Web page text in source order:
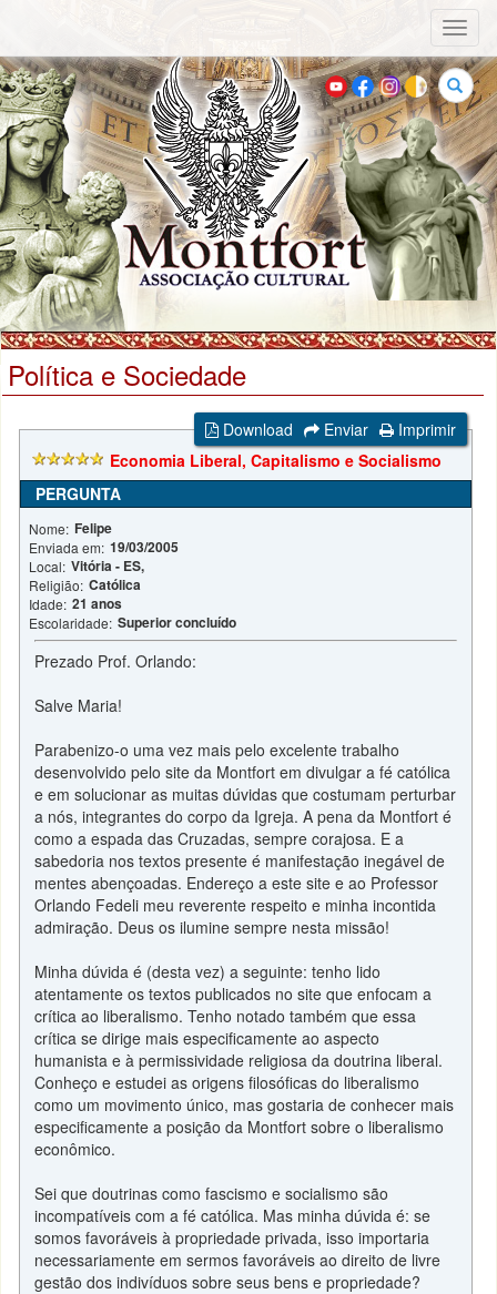
Buscar
Política e Sociedade
Download Enviar
Imprimir
Economia Liberal, Capitalismo e Socialismo
PERGUNTA
Nome: Felipe
Enviada em: 19/03/2005
Local: Vitória - ES,
Religião: Católica
Idade: 21 anos
Escolaridade: Superior concluído
Prezado Prof. Orlando:
Salve Maria!
Parabenizo-o uma vez mais pelo excelente trabalho
desenvolvido pelo site da Montfort em divulgar a fé católica
e em solucionar as muitas dúvidas que costumam perturbar
a nós, integrantes do corpo da Igreja. A pena da Montfort é
como a espada das Cruzadas, sempre corajosa. E a
sabedoria nos textos presente é manifestação inegável de
mentes abençoadas. Endereço a este site e ao Professor
Orlando Fedeli meu reverente respeito e minha incontida
admiração. Deus os ilumine sempre nesta missão!
Minha dúvida é (desta vez) a seguinte: tenho lido
atentamente os textos publicados no site que enfocam a
crítica ao liberalismo. Tenho notado também que essa
crítica se dirige mais especificamente ao aspecto
humanista e à permissividade religiosa da doutrina liberal.
Conheço e estudei as origens filosóficas do liberalismo
como um movimento único, mas gostaria de conhecer mais
especificamente a posição da Montfort sobre o liberalismo
econômico.
Sei que doutrinas como fascismo e socialismo são
incompatíveis com a fé católica. Mas minha dúvida é: se
somos favoráveis à propriedade privada, isso importaria
necessariamente em sermos favoráveis ao direito de livre
gestão dos indivíduos sobre seus bens e propriedade?